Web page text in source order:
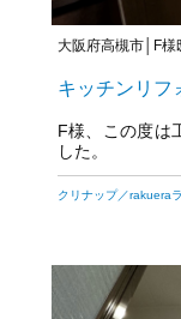
大阪府高槻市│F様
キッチンリフ
F様、この度は
した。
今後とも宜しく
クリナップ／rakuera